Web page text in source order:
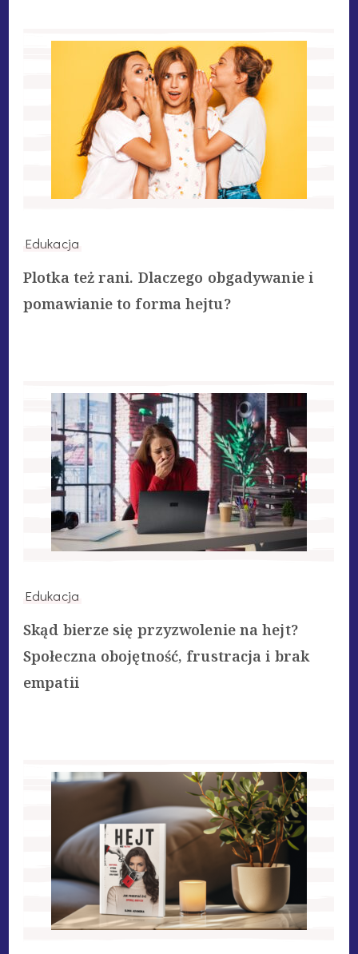
Edukacja
Plotka też rani. Dlaczego obgadywanie i
pomawianie to forma hejtu?
Edukacja
Skąd bierze się przyzwolenie na hejt?
Społeczna obojętność, frustracja i brak
empatii